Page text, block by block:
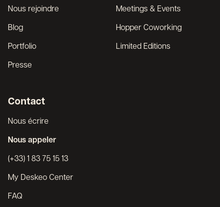
Nous rejoindre
Blog
Portfolio
Presse
Meetings & Events
Hopper Coworking
Limited Editions
Contact
Nous écrire
Nous appeler
(+33) 1 83 75 15 13
My Deskeo Center
FAQ